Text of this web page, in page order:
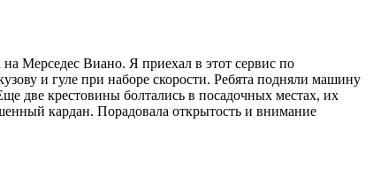
Мерседес Виано. Я приехал в этот сервис по
и гуле при наборе скорости. Ребята подняли машину
две крестовины болтались в посадочных местах, их
кардан. Порадовала открытость и внимание